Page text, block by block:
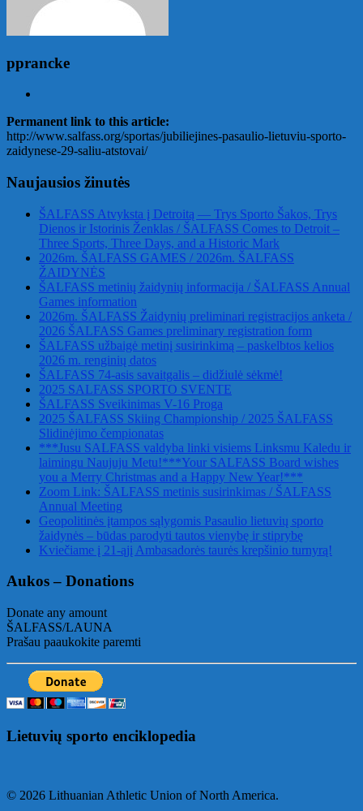
pprancke
Permanent link to this article:
http://www.salfass.org/sportas/jubiliejines-pasaulio-lietuviu-sporto-
zaidynese-29-saliu-atstovai/
Naujausios žinutės
ŠALFASS Atvyksta į Detroitą — Trys Sporto Šakos, Trys
Dienos ir Istorinis Ženklas / ŠALFASS Comes to Detroit –
Three Sports, Three Days, and a Historic Mark
2026m. ŠALFASS GAMES / 2026m. ŠALFASS
ŽAIDYNĖS
ŠALFASS metinių žaidynių informacija / ŠALFASS Annual
Games information
2026m. ŠALFASS Žaidynių preliminari registracijos anketa /
2026 ŠALFASS Games preliminary registration form
ŠALFASS užbaigė metinį susirinkimą – paskelbtos kelios
2026 m. renginių datos
ŠALFASS 74-asis savaitgalis – didžiulė sėkmė!
2025 SALFASS SPORTO SVENTE
ŠALFASS Sveikinimas V-16 Proga
2025 ŠALFASS Skiing Championship / 2025 ŠALFASS
Slidinėjimo čempionatas
***Jusu SALFASS valdyba linki visiems Linksmu Kaledu ir
laimingu Naujuju Metu!***Your SALFASS Board wishes
you a Merry Christmas and a Happy New Year!***
Zoom Link: ŠALFASS metinis susirinkimas / ŠALFASS
Annual Meeting
Geopolitinės įtampos sąlygomis Pasaulio lietuvių sporto
žaidynės – būdas parodyti tautos vienybę ir stiprybę
Kviečiame į 21-ąjį Ambasadorės taurės krepšinio turnyrą!
Aukos – Donations
Donate any amount
ŠALFASS/LAUNA
Prašau paaukokite paremti
Lietuvių sporto enciklopedia
© 2026 Lithuanian Athletic Union of North America.